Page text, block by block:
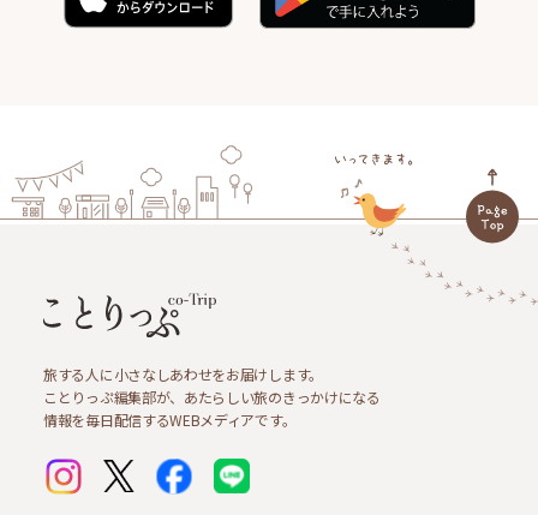
旅する人に小さなしあわせをお届けします。
ことりっぷ編集部が、あたらしい旅のきっかけになる
情報を毎日配信するWEBメディアです。